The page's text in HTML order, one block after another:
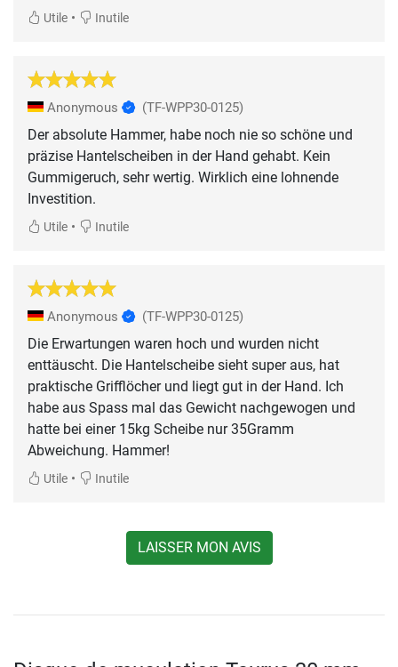
Utile • Inutile
Anonymous (TF-WPP30-0125)
Der absolute Hammer, habe noch nie so schöne und
präzise Hantelscheiben in der Hand gehabt. Kein
Gummigeruch, sehr wertig. Wirklich eine lohnende
Investition.
Utile • Inutile
Anonymous (TF-WPP30-0125)
Die Erwartungen waren hoch und wurden nicht
enttäuscht. Die Hantelscheibe sieht super aus, hat
praktische Grifflöcher und liegt gut in der Hand. Ich
habe aus Spass mal das Gewicht nachgewogen und
hatte bei einer 15kg Scheibe nur 35Gramm
Abweichung. Hammer!
Utile • Inutile
LAISSER MON AVIS